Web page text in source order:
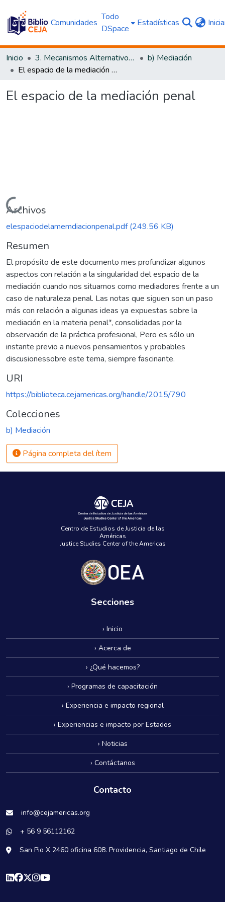
Comunidades
Todo
DSpace
Estadísticas
Inicio 3. Mecanismos Alternativos al Proceso Judicial
b) Mediación
El espacio de la mediación penal
El espacio de la mediación penal
Cargando...
Archivos
elespaciodelamemdiacionpenal.pdf(249.56 KB)
Resumen
El propósito de este documento mes profundizar algunos
aspectos con relación a la singularidad del espacio de la
mediación cuando nos situamos como mediadores frente a un
caso de naturaleza penal. Las notas que siguen son un paso
más con relación a algunas ideas ya expuestas sobre la
mediación en la materia penal*, consolidadas por la
observación de la práctica profesional, Pero es sólo un
instante previo a nuevos pensamientos y probables
discusionessobre este tema, siempre fascinante.
URI
https://biblioteca.cejamericas.org/handle/2015/790
Colecciones
b) Mediación
Página completa del ítem
Centro de Estudios de Justicia de las
Américas
Justice Studies Center of the Americas
Secciones
› Inicio
› Acerca de
› ¿Qué hacemos?
› Programas de capacitación
› Experiencia e impacto regional
› Experiencias e impacto por Estados
› Noticias
› Contáctanos
Contacto
info@cejamericas.org
+ 56 9 56112162
San Pio X 2460 oficina 608. Providencia, Santiago de Chile